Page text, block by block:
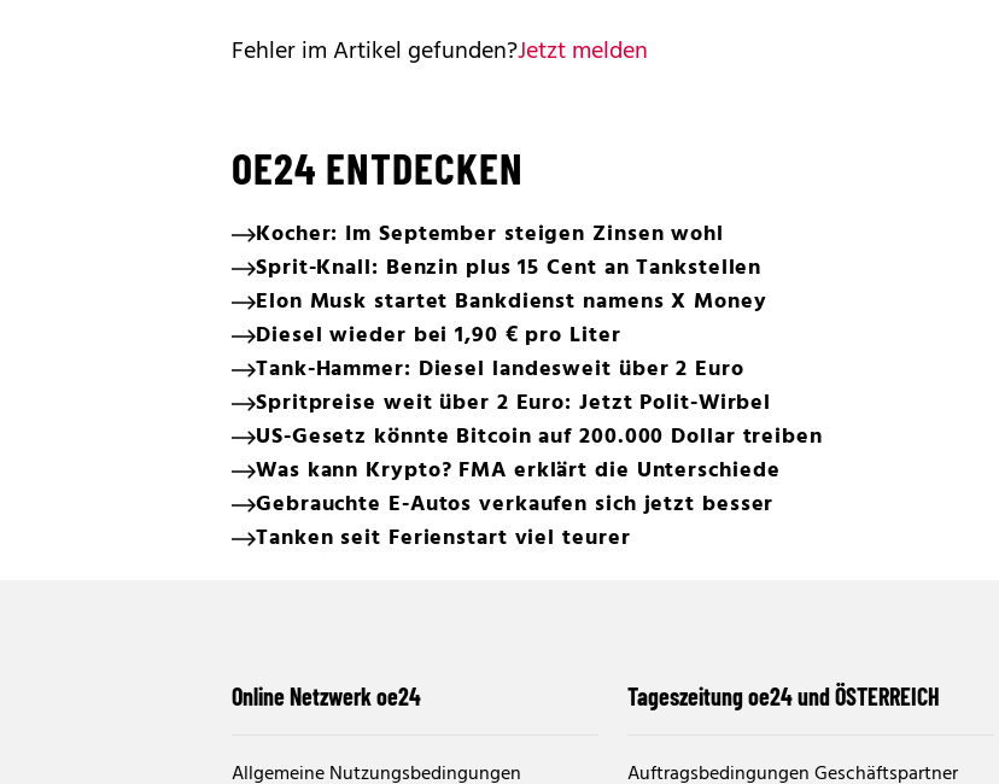
Fehler im Artikel gefunden?Jetzt melden
OE24 ENTDECKEN
Kocher: Im September steigen Zinsen wohl
Sprit-Knall: Benzin plus 15 Cent an Tankstellen
Elon Musk startet Bankdienst namens X Money
Diesel wieder bei 1,90 € pro Liter
Tank-Hammer: Diesel landesweit über 2 Euro
Spritpreise weit über 2 Euro: Jetzt Polit-Wirbel
US-Gesetz könnte Bitcoin auf 200.000 Dollar treiben
Was kann Krypto? FMA erklärt die Unterschiede
Gebrauchte E-Autos verkaufen sich jetzt besser
Tanken seit Ferienstart viel teurer
Online Netzwerk oe24
Allgemeine Nutzungsbedingungen
Tageszeitung oe24 und ÖSTERREICH
Auftragsbedingungen Geschäftspartner